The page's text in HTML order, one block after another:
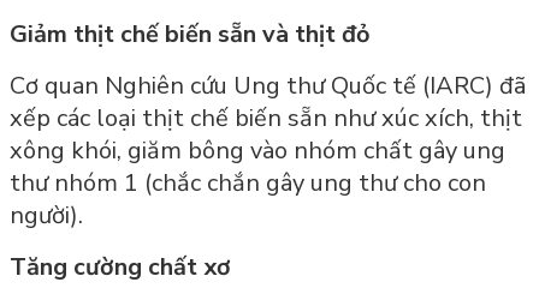
Giảm thịt chế biến sẵn và thịt đỏ
Cơ quan Nghiên cứu Ung thư Quốc tế (IARC) đã
xếp các loại thịt chế biến sẵn như xúc xích, thịt
xông khói, giăm bông vào nhóm chất gây ung
thư nhóm 1 (chắc chắn gây ung thư cho con
người).
Tăng cường chất xơ